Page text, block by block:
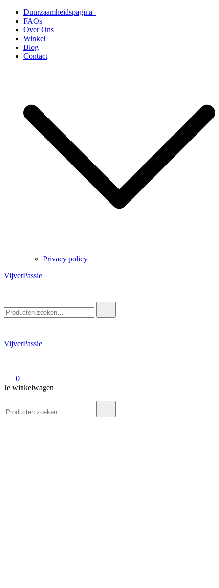
naar
inhoud
Duurzaamheidspagina
FAQs
Over Ons
Winkel
Blog
Contact
Privacy policy
VijverPassie
naar:
VijverPassie
0
Je winkelwagen
naar: